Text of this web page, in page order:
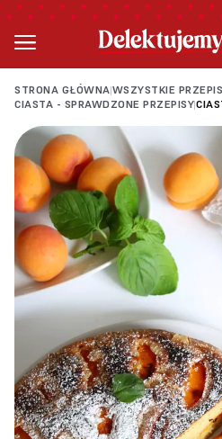
STRONA GŁÓWNA|WSZYSTKIE
CIASTA - SPRAWDZONE PRZEPISY|